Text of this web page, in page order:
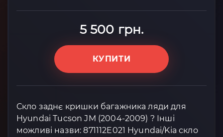
5 500 грн.
КУПИТИ
Скло заднє кришки багажника ляди для
Hyundai Tucson JM (2004-2009) ? Інші
можливі назви: 871112E021 Hyundai/Kia скло